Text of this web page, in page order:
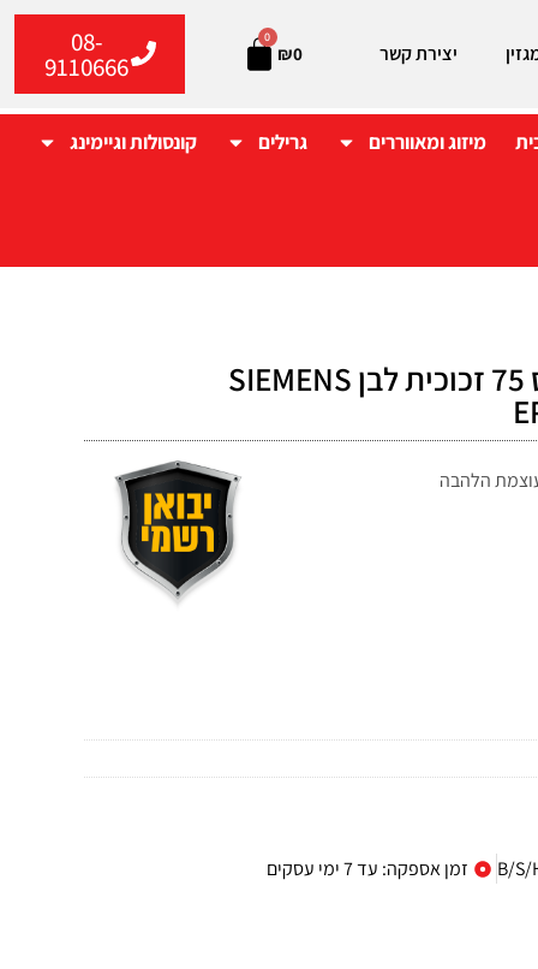
יצירת קשר ₪0
0
08-
9110666
מיזוג ומאווררים גרילים קונסולות וגיימינג
כיריים סימנס 75 זכוכית לבן SIEMENS
עוצמת הלהבה
זמן אספקה: עד 7 ימי עסקים